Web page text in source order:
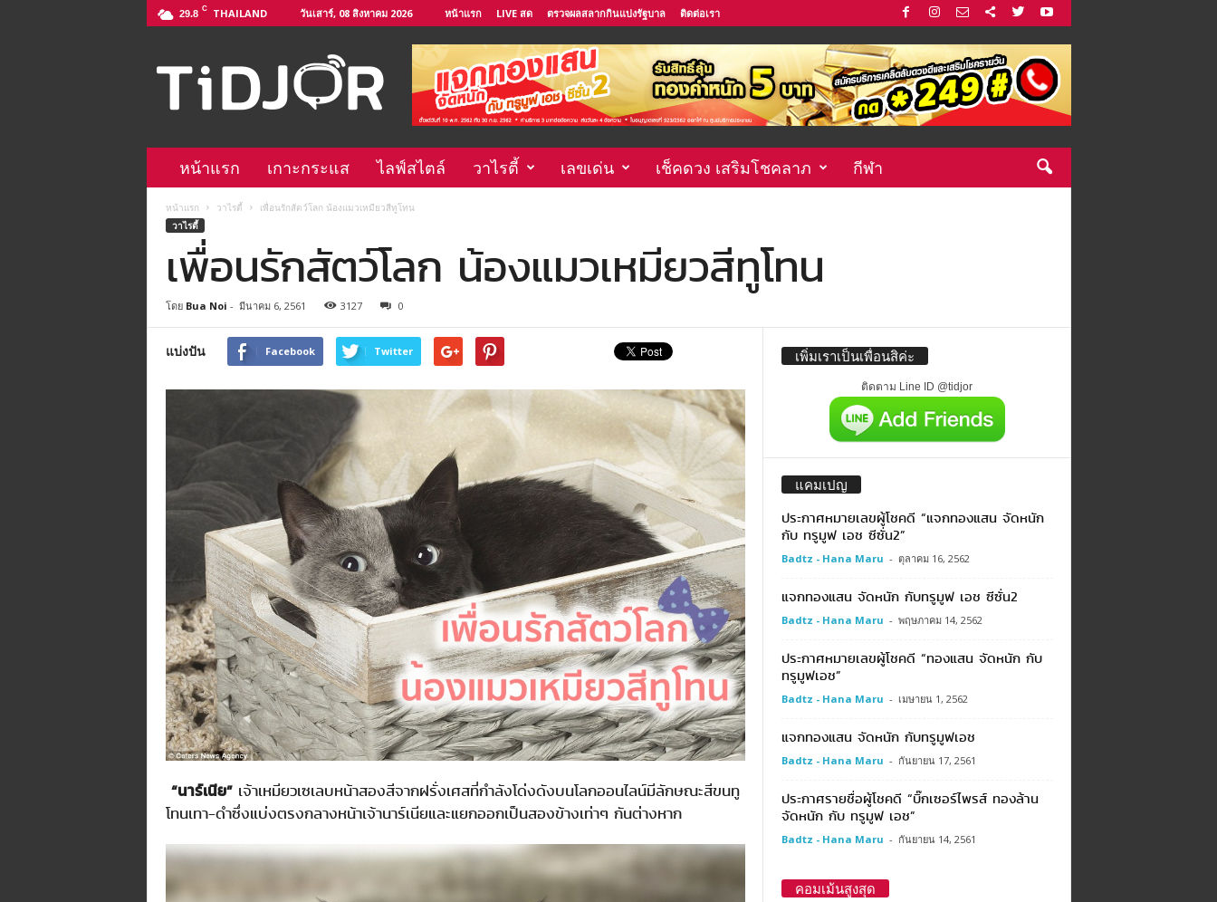
29.8 C THAILAND วันเสาร์, 08 สิงหาคม 2026 หน้าแรก LIVE สด ตรวจผลสลากกินแบ่งรัฐบาล ติดต่อเรา
:
หน้าแรก เกาะกระแส ไลฟ์สไตล์ วาไรตี้ เลขเด่น เช็คดวง เสริมโชคลาภ กีฬา
หน้าแรก วาไรตี้
เพื่อนรักสัตว์โลก น้องแมวเหมียวสีทูโทน
วาไรตี้
เพื่อนรักสัตว์โลก น้องแมวเหมียวสีทูโทน
โดย Bua Noi - มีนาคม 6, 2561 3127 0
แบ่งปัน Facebook Twitter
“นาร์เนีย”เจ้าเหมียวเซเลบหน้าสองสีจากฝรั่งเศสที่กำลังโด่งดังบนโลกออนไลน์มีลักษณะสีขนทู
โทนเทา-ดำซึ่งแบ่งตรงกลางหน้าเจ้านาร์เนียและแยกออกเป็นสองข้างเท่าๆ กันต่างหาก
เพิ่มเราเป็นเพื่อนสิค่ะ
ติดตาม Line ID @tidjor
แคมเปญ
ประกาศหมายเลขผู้โชคดี “แจกทองแสน จัดหนัก
กับ ทรูมูฟ เอช ซีซั่น2”
Badtz - Hana Maru - ตุลาคม 16, 2562
แจกทองแสน จัดหนัก กับทรูมูฟ เอช ซีซั่น2
Badtz - Hana Maru - พฤษภาคม 14, 2562
ประกาศหมายเลขผู้โชคดี “ทองแสน จัดหนัก กับ
ทรูมูฟเอช”
Badtz - Hana Maru - เมษายน 1, 2562
แจกทองแสน จัดหนัก กับทรูมูฟเอช
Badtz - Hana Maru - กันยายน 17, 2561
ประกาศรายชื่อผู้โชคดี “บิ๊กเซอร์ไพรส์ ทองล้าน
จัดหนัก กับ ทรูมูฟ เอช”
Badtz - Hana Maru - กันยายน 14, 2561
คอมเม้นสูงสุด